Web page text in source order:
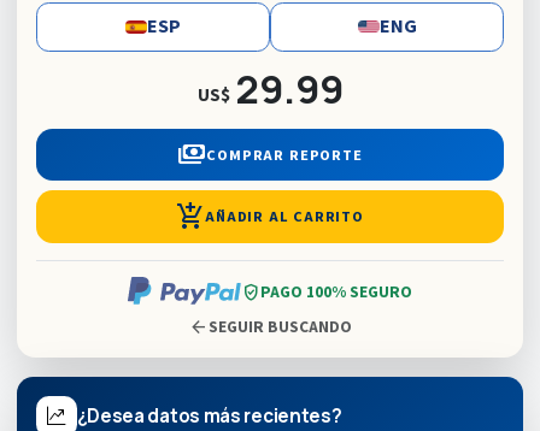
ESP ENG
US$ 29.99
paymentsCOMPRAR REPORTE
add_shopping_cartAÑADIR AL CARRITO
verified_userPAGO 100% SEGURO
arrow_back SEGUIR BUSCANDO
¿Desea datos más recientes?